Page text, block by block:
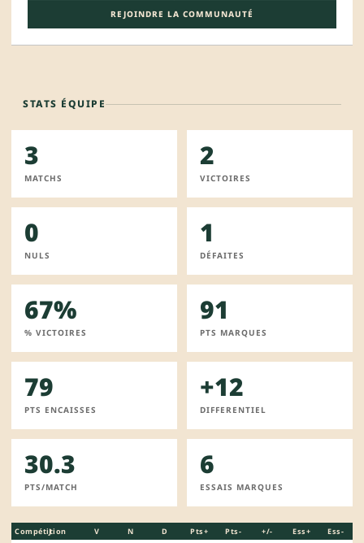
REJOINDRE LA COMMUNAUTÉ
STATS ÉQUIPE
3
MATCHS
2
VICTOIRES
0
NULS
1
DÉFAITES
67%
% VICTOIRES
91
PTS MARQUES
79
PTS ENCAISSES
+12
DIFFERENTIEL
30.3
PTS/MATCH
6
ESSAIS MARQUES
Compétition
J V N D Pts+ Pts- +/- Ess+ Ess-